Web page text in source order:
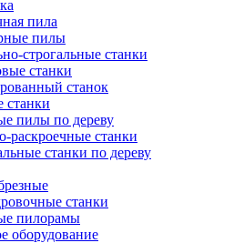
пила
пилы
строгальные станки
станки
станок
станки
пилы по дереву
раскроечные станки
станки по дереву
станки
пилорамы
оборудование